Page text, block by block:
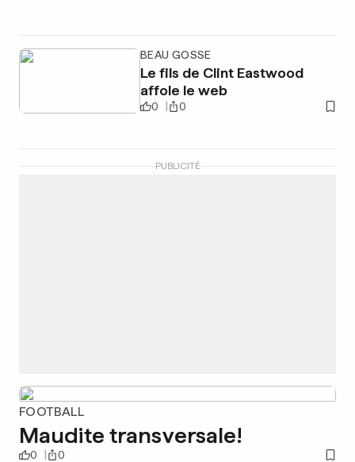
BEAU GOSSE
Le fils de Clint Eastwood
affole le web
0 0
PUBLICITÉ
FOOTBALL
Maudite transversale!
0 0